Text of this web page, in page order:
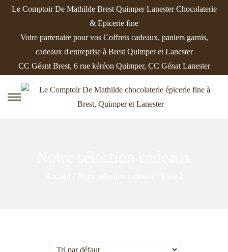
Le Comptoir De Mathilde Brest Quimper Lanester Chocolaterie
& Epicerie fine
Votre partenaire pour vos Coffrets cadeaux, paniers garnis,
cadeaux d'entreprise à Brest Quimper et Lanester
CC Géant Brest, 6 rue kéréon Quimper, CC Génat Lanester
P
P